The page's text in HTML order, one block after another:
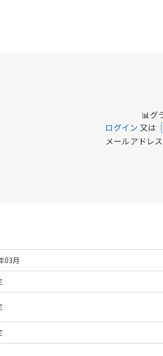
📊グ
ログイン 又は
メールアドレ
03月